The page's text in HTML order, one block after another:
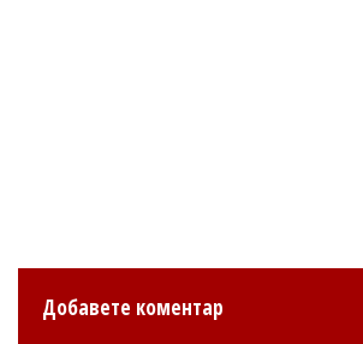
Добавете коментар